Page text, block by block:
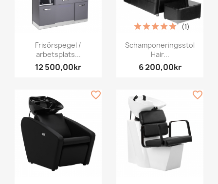
Frisörspegel /
arbetsplats...
12 500,00kr
Schamponeringsstol
Hair...
6 200,00kr
(1)
favorite_border favorite_border